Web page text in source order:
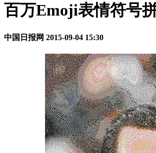
百万Emoji表情符号
中国日报网 2015-09-04 15:30